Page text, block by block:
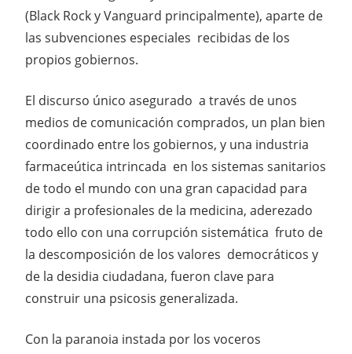
(Black Rock y Vanguard principalmente), aparte de
las subvenciones especiales recibidas de los
propios gobiernos.
El discurso único asegurado a través de unos
medios de comunicación comprados, un plan bien
coordinado entre los gobiernos, y una industria
farmaceútica intrincada en los sistemas sanitarios
de todo el mundo con una gran capacidad para
dirigir a profesionales de la medicina, aderezado
todo ello con una corrupción sistemática fruto de
la descomposición de los valores democráticos y
de la desidia ciudadana, fueron clave para
construir una psicosis generalizada.
Con la paranoia instada por los voceros